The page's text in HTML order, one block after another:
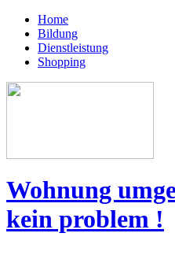
Home
Bildung
Dienstleistung
Shopping
Wohnung
kein problem !